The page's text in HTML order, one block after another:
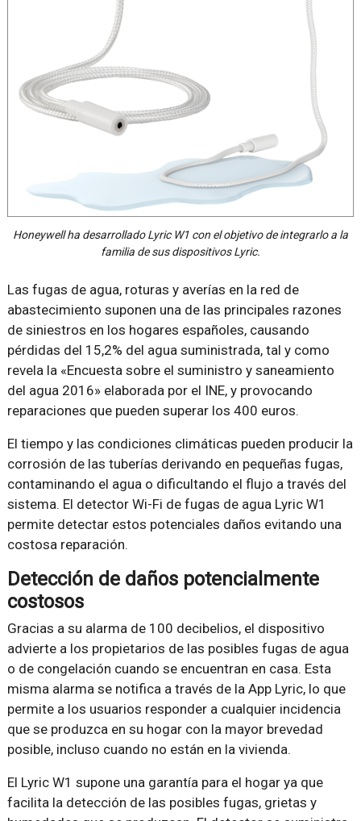
Honeywell ha desarrollado Lyric W1 con el objetivo de integrarlo a la
familia de sus dispositivos Lyric.
Las fugas de agua, roturas y averías en la red de
abastecimiento suponen una de las principales razones
de siniestros en los hogares españoles, causando
pérdidas del 15,2% del agua suministrada, tal y como
revela la «Encuesta sobre el suministro y saneamiento
del agua 2016» elaborada por el INE, y provocando
reparaciones que pueden superar los 400 euros.
El tiempo y las condiciones climáticas pueden producir la
corrosión de las tuberías derivando en pequeñas fugas,
contaminando el agua o dificultando el flujo a través del
sistema. El detector Wi-Fi de fugas de agua Lyric W1
permite detectar estos potenciales daños evitando una
costosa reparación.
Detección de daños potencialmente
costosos
Gracias a su alarma de 100 decibelios, el dispositivo
advierte a los propietarios de las posibles fugas de agua
o de congelación cuando se encuentran en casa. Esta
misma alarma se notifica a través de la App Lyric, lo que
permite a los usuarios responder a cualquier incidencia
que se produzca en su hogar con la mayor brevedad
posible, incluso cuando no están en la vivienda.
El Lyric W1 supone una garantía para el hogar ya que
facilita la detección de las posibles fugas, grietas y